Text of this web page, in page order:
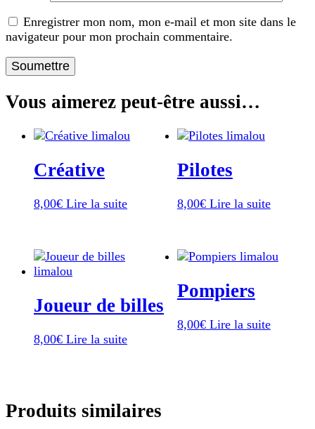
Enregistrer mon nom, mon e-mail et mon site dans le
navigateur pour mon prochain commentaire.
Vous aimerez peut-être aussi…
Créative
8,00€ Lire la suite
Pilotes
8,00€ Lire la suite
Joueur de billes
8,00€ Lire la suite
Pompiers
8,00€ Lire la suite
Produits similaires